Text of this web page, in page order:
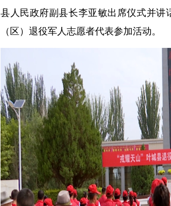
县人民政府副县长李亚敏出席仪式并
（区）退役军人志愿者代表参加活动。